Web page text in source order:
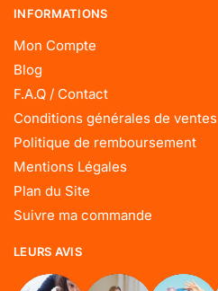
INFORMATIONS
Mon Compte
Blog
F.A.Q / Contact
Conditions générales de ventes
Politique de remboursement
Mentions Légales
Plan du Site
Suivre ma commande
LEURS AVIS